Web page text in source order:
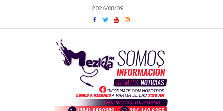
content
2026/08/09